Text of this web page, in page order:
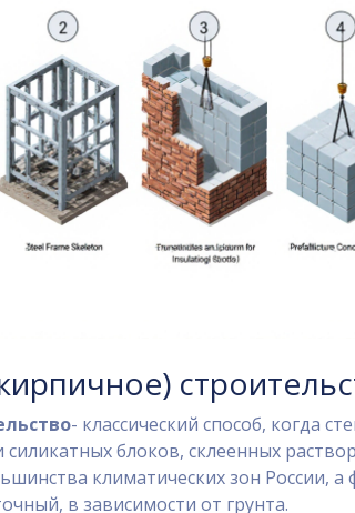
- классический способ, когда
силикатных блоков, склеенных
климатических зон России,
, в зависимости от грунта.